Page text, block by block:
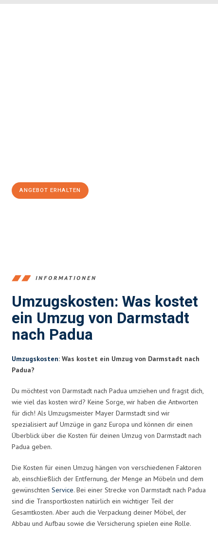
ANGEBOT ERHALTEN
INFORMATIONEN
Umzugskosten: Was kostet
ein Umzug von Darmstadt
nach Padua
Umzugskosten: Was kostet ein Umzug von Darmstadt nach
Padua?
Du möchtest von Darmstadt nach Padua umziehen und fragst dich,
wie viel das kosten wird? Keine Sorge, wir haben die Antworten
für dich! Als Umzugsmeister Mayer Darmstadt sind wir
spezialisiert auf Umzüge in ganz Europa und können dir einen
Überblick über die Kosten für deinen Umzug von Darmstadt nach
Padua geben.
Die Kosten für einen Umzug hängen von verschiedenen Faktoren
ab, einschließlich der Entfernung, der Menge an Möbeln und dem
gewünschten Service. Bei einer Strecke von Darmstadt nach Padua
sind die Transportkosten natürlich ein wichtiger Teil der
Gesamtkosten. Aber auch die Verpackung deiner Möbel, der
Abbau und Aufbau sowie die Versicherung spielen eine Rolle.